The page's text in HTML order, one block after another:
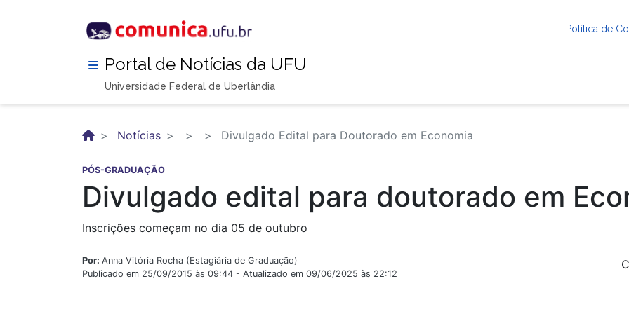
Política de
Portal de Notícias da UFU
Universidade Federal de Uberlândia
Notícias Divulgado Edital para Doutorado em Economia
PÓS-GRADUAÇÃO
Divulgado edital para doutorado em
Inscrições começam no dia 05 de outubro
Por: Anna Vitória Rocha (Estagiária de Graduação)
Publicado em 25/09/2015 às 09:44 - Atualizado em 09/06/2025 às 22:12